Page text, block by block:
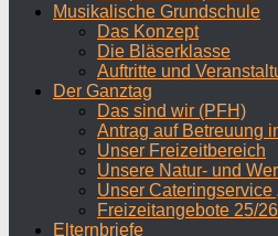
Musikalische Grundschule
Das Konzept
Die Bläserklasse
Auftritte und
Der Ganztag
Das sind wir (PFH)
Antrag auf Betreuung
Unser Freizeitbereich
Unsere Natur- und
Unser Cateringservice
Freizeitangebote 25/26
Elternbriefe